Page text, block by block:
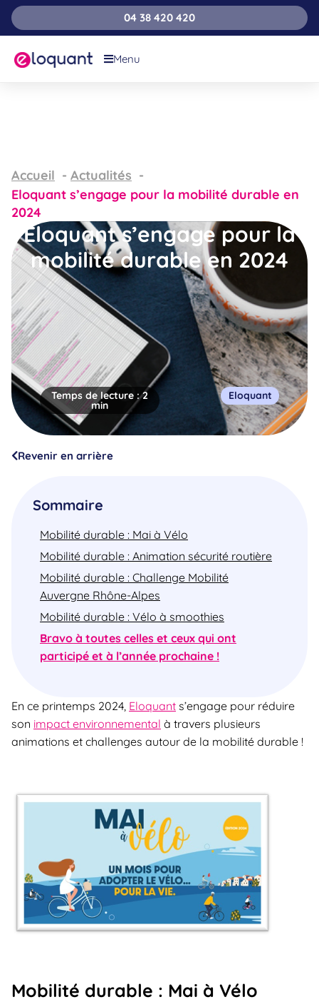
04 38 420 420
Menu
Accueil
Actualités
Eloquant s’engage pour la mobilité durable en
2024
Eloquant s’engage pour la
mobilité durable en 2024
Temps de lecture :2
min
Eloquant
Revenir en arrière
Sommaire
Mobilité durable : Mai à Vélo
Mobilité durable : Animation sécurité routière
Mobilité durable : Challenge Mobilité
Auvergne Rhône-Alpes
Mobilité durable : Vélo à smoothies
Bravo à toutes celles et ceux qui ont
participé et à l’année prochaine !
En ce printemps 2024, Eloquant s’engage pour réduire
son impact environnemental à travers plusieurs
animations et challenges autour de la mobilité durable !
Mobilité durable : Mai à Vélo